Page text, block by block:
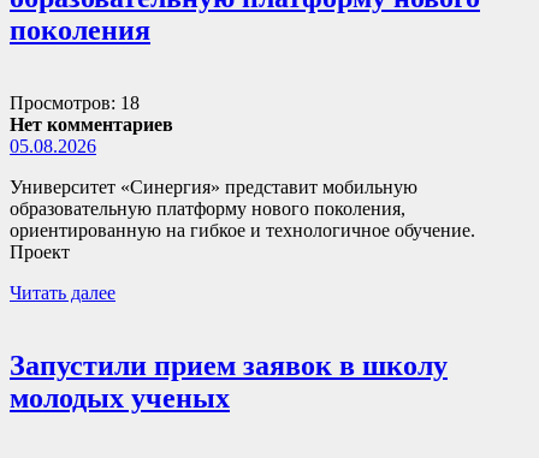
поколения
Просмотров: 18
Нет комментариев
05.08.2026
Университет «Синергия» представит мобильную
образовательную платформу нового поколения,
ориентированную на гибкое и технологичное обучение.
Проект
Читать далее
Запустили прием заявок в школу
молодых ученых